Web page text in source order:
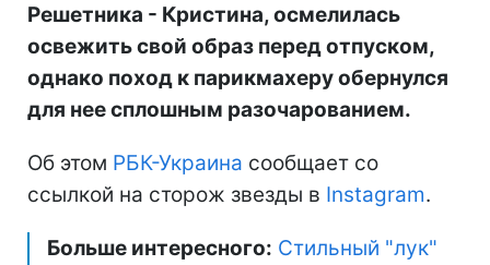
Решетника - Кристина, осмелилась
освежить свой образ перед отпуском,
однако поход к парикмахеру обернулся
для нее сплошным разочарованием.
Об этом РБК-Украина сообщает со
ссылкой на сторож звезды в Instagram.
Больше интересного: Стильный "лук"